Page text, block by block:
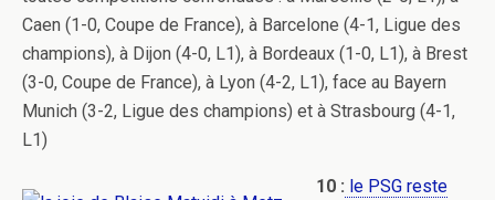
Caen (1-0, Coupe de France), à Barcelone (4-1, Ligue des
champions), à Dijon (4-0, L1), à Bordeaux (1-0, L1), à Brest
(3-0, Coupe de France), à Lyon (4-2, L1), face au Bayern
Munich (3-2, Ligue des champions) et à Strasbourg (4-1,
L1)
10 : le PSG reste